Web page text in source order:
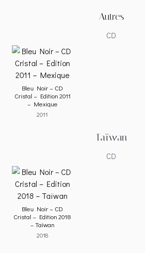
Autres
CD
Bleu Noir – CD
Cristal – Edition 2011
– Mexique
2011
Taïwan
CD
Bleu Noir – CD
Cristal – Edition 2018
– Taïwan
2018